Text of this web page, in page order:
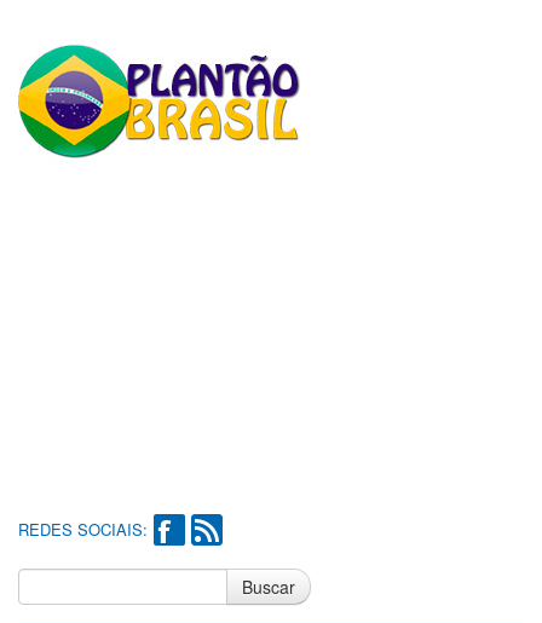
REDES SOCIAIS:
Buscar